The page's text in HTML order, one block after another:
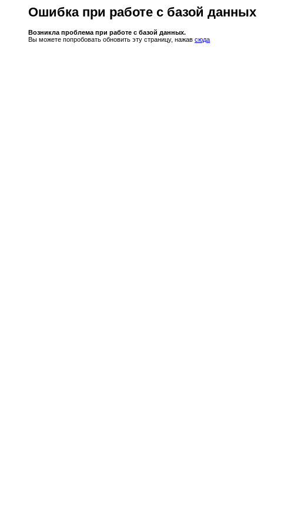
Ошибка при работе с базой данных
Возникла проблема при работе с базой данных.
Вы можете попробовать обновить эту страницу, нажав сюда